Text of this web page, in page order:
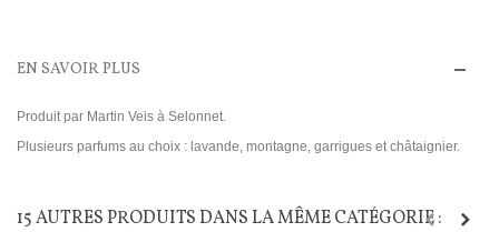
EN SAVOIR PLUS
Produit par Martin Veis à Selonnet.
Plusieurs parfums au choix : lavande, montagne, garrigues et châtaignier.
15 AUTRES PRODUITS DANS LA MÊME CATÉGORIE :